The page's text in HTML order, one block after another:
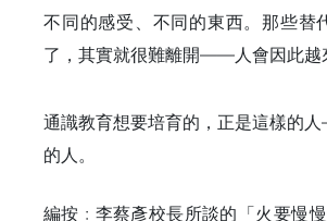
不同的感受、不同的東西。那些替
了，其實就很難離開——人會因此越
通識教育想要培育的，正是這樣的
的人。
編按 : 李蔡彥校長所談的「火要慢